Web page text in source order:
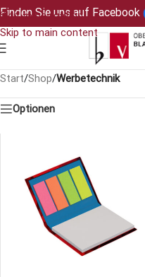
Skip to navigation
Skip to main content
Finden Sie uns auf Facebook
Start/Shop/Werbetechnik
Optionen